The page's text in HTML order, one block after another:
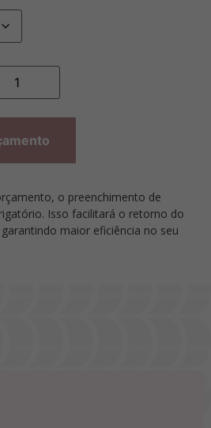
o preenchimento de
Isso facilitará o retorno do
maior eficiência no seu